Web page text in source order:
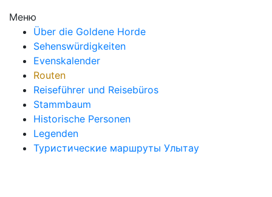
Меню
Über die Goldene Horde
Sehenswürdigkeiten
Evenskalender
Routen
Reiseführer und Reisebüros
Stammbaum
Historische Personen
Legenden
Туристические маршруты Улытау